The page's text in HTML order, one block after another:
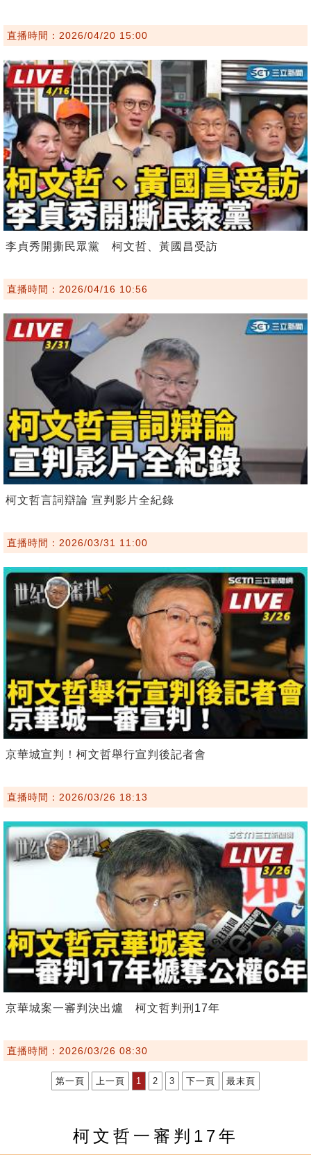
直播時間：2026/04/20 15:00
李貞秀開撕民眾黨 柯文哲、黃國昌受訪
直播時間：2026/04/16 10:56
柯文哲言詞辯論 宣判影片全紀錄
直播時間：2026/03/31 11:00
京華城宣判！柯文哲舉行宣判後記者會
直播時間：2026/03/26 18:13
京華城案一審判決出爐 柯文哲判刑17年
直播時間：2026/03/26 08:30
第一頁 上一頁 1 2 3 下一頁 最末頁
柯文哲一審判17年